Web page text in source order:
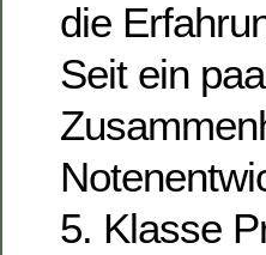
die
Seit ein
5. Klasse